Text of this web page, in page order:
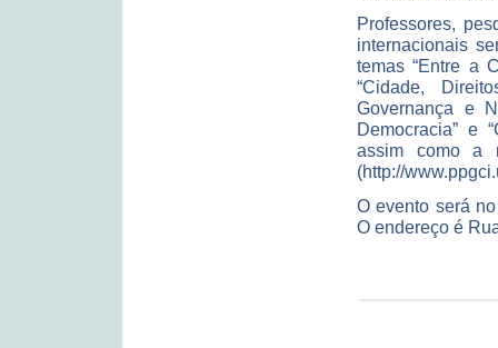
Professores,
internacionais
temas “Entre a
“Cidade,
Governança e
Democracia” e
assim como a
(http://
O evento será
O endereço é